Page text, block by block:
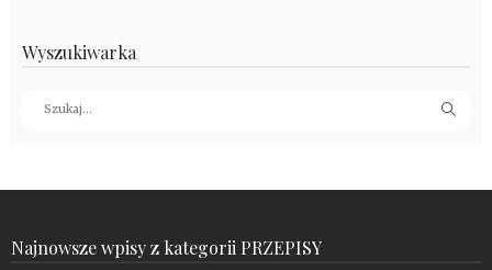
Wyszukiwarka
Najnowsze wpisy z kategorii PRZEPISY